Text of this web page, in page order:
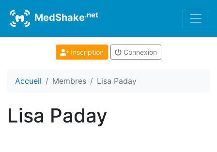
MedShake.net
Inscription Connexion
Accueil Membres Lisa Paday
Lisa Paday